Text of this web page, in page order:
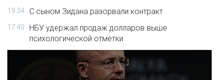
19:34 С сыном Зидана разорвали контракт
17:40
НБУ удержал продаж долларов выше
психологической отметки